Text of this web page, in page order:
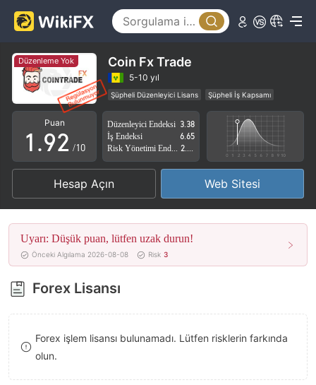
Düzenleme Yok Coin Fx Trade
5-10 yıl
Şüpheli Düzenleyici Lisans
Şüpheli İş Kapsamı
Yüksek düzeyde potansiyel risk
Puan
0
1
2
3
4
5
6
7
8
9
.
5
6
7
8
9
0
1
2
3
4
5
6
7
8
9
/10
Düzenleyici Endeksi 3.38
İş Endeksi
6.65
Hesap Açın Web Sitesi
Uyarı: Düşük puan, lütfen uzak durun!
Önceki Algılama 2026-08-08 Risk 3
Forex Lisansı
Forex işlem lisansı bulunamadı. Lütfen risklerin farkında
olun.